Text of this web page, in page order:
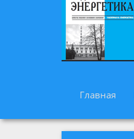
Главная